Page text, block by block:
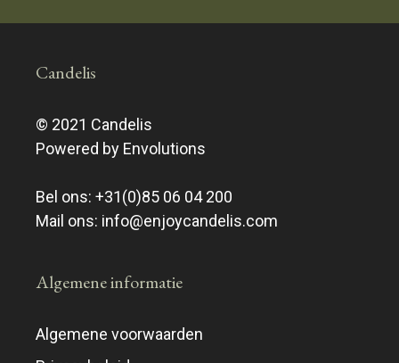
Candelis
© 2021 Candelis
Powered by Envolutions
Bel ons: +31(0)85 06 04 200
Mail ons: info@enjoycandelis.com
Algemene informatie
Algemene voorwaarden